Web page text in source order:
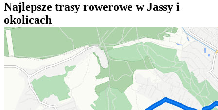
Najlepsze trasy rowerowe w Jassy i
okolicach